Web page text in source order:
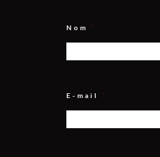
Nom *
E-mail *